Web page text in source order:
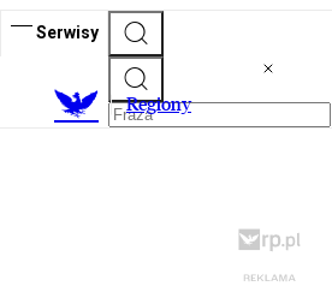
Serwisy
Regiony